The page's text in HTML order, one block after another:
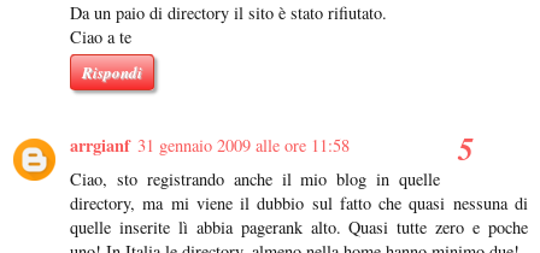
Da un paio di directory il sito è stato rifiutato.
Ciao a te
Rispondi
arrgianf 31 gennaio 2009 alle ore 11:58
Ciao, sto registrando anche il mio blog in quelle
directory, ma mi viene il dubbio sul fatto che quasi nessuna di
quelle inserite lì abbia pagerank alto. Quasi tutte zero e poche